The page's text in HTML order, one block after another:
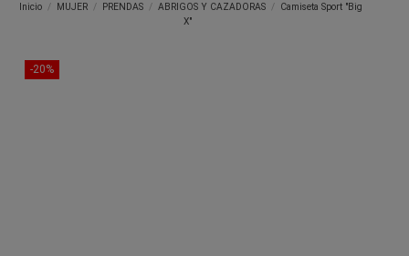
Inicio MUJER PRENDAS ABRIGOS Y CAZADORAS
Camiseta Sport "Big
X"
-20%